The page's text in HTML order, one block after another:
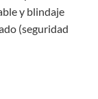
y blindaje
(seguridad